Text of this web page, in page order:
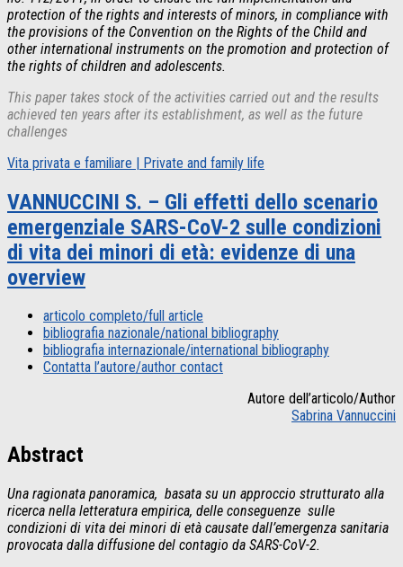
protection of the rights and interests of minors, in compliance with
the provisions of the Convention on the Rights of the Child and
other international instruments on the promotion and protection of
the rights of children and adolescents.
This paper takes stock of the activities carried out and the results
achieved ten years after its establishment, as well as the future
challenges
Vita privata e familiare | Private and family life
VANNUCCINI S. – Gli effetti dello scenario
emergenziale SARS-CoV-2 sulle condizioni
di vita dei minori di età: evidenze di una
overview
articolo completo/full article
bibliografia nazionale/national bibliography
bibliografia internazionale/international bibliography
Contatta l’autore/author contact
Autore dell’articolo/Author
Sabrina Vannuccini
Abstract
Una ragionata panoramica, basata su un approccio strutturato alla
ricerca nella letteratura empirica, delle conseguenze sulle
condizioni di vita dei minori di età causate dall’emergenza sanitaria
provocata dalla diffusione del contagio da SARS-CoV-2.